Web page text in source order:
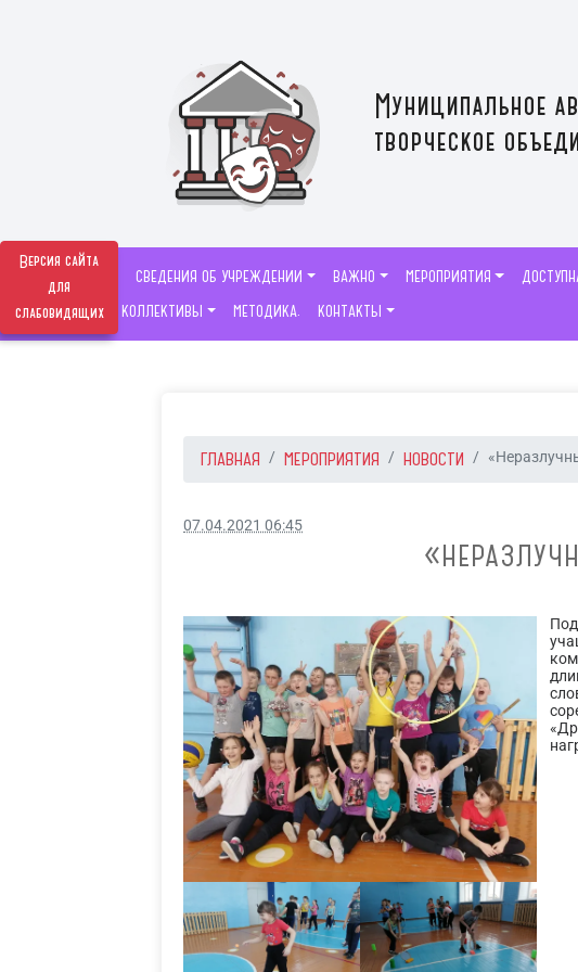
Версия сайта
для
слабовидящих
Муниципальное
творческое
СВЕДЕНИЯ ОБ УЧРЕЖДЕНИИ ВАЖНО МЕРОПРИЯТИЯ
ТВОРЧЕСКИЕ КОЛЛЕКТИВЫ
МЕТОДИКА. КОНТАКТЫ
ГЛАВНАЯ МЕРОПРИЯТИЯ НОВОСТИ
07.04.2021 06:45